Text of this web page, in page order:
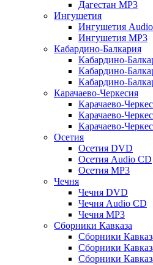
Дагестан MP3
Ингушетия
Ингушетия
Ингушетия MP3
Кабардино-Балкария
Кабардино-
Кабардино-
Кабардино-
Карачаево-Черкесия
Карачаево-
Карачаево-
Карачаево-
Осетия
Осетия DVD
Осетия Audio CD
Осетия MP3
Чечня
Чечня DVD
Чечня Audio CD
Чечня MP3
Сборники Кавказа
Сборники
Сборники
Сборники